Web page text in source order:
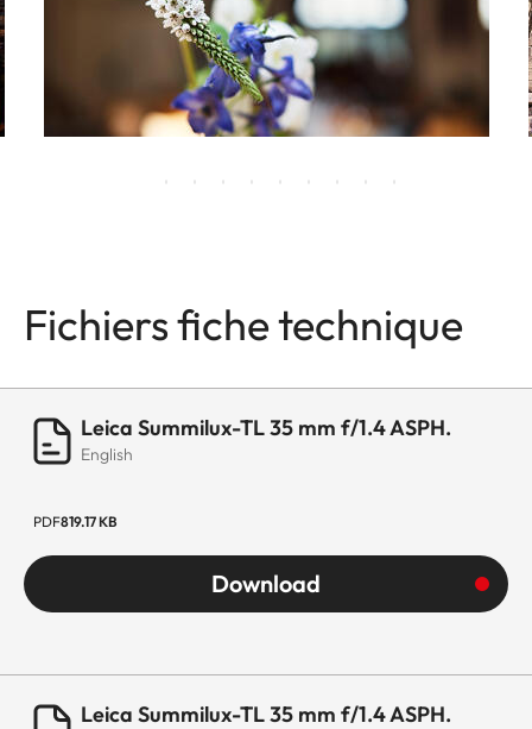
Fichiers fiche technique
Leica Summilux-TL 35 mm f/1.4 ASPH.
English
PDF819.17 KB
Download
Leica Summilux-TL 35 mm f/1.4 ASPH.